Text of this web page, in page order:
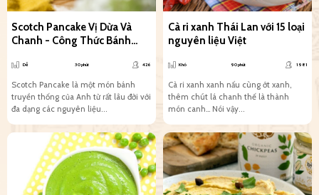
Scotch Pancake Vị Dừa Và
Chanh - Công Thức Bánh
Dễ 30 phút 426
Scotch Pancake là một món bánh
truyền thống của Anh từ rất lâu đời với
đa dạng các nguyên liệu...
Cà ri xanh Thái Lan với 15 loại
nguyên liệu Việt
Khó 90 phút 1981
Cà ri xanh xanh nấu cùng ớt xanh,
thêm chút lá chanh thế là thành
món canh… Nói vậy...